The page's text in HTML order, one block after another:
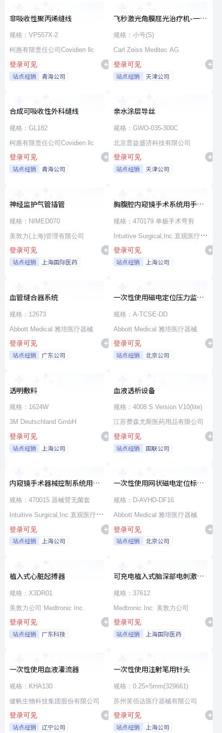
非吸收性聚丙烯缝线
规格：VP557X-2
柯惠有限责任公司Covidien llc
登录可见
站点经销 青海公司
飞秒激光角膜屈光治疗机-一次
性使用无菌治疗包
规格：小号(S)
Carl Zeiss Meditec AG
登录可见
站点经销 天津公司
合成可吸收性外科缝线
规格：GL182
柯惠有限责任公司Covidien llc
登录可见
站点经销 青海公司
亲水涂层导丝
规格：GWO-035-300C
北京普益盛济科技有限公司
登录可见
站点经销 天津公司
神经监护气管插管
规格：NIMED070
美敦力(上海)管理有限公司
登录可见
站点经销 上海国际医药
胸腹腔内窥镜手术系统用手术
器械
规格：470179 单极手术弯剪
Intuitive Surgical,Inc.直观医疗公
司
登录可见
站点经销 上海公司
血管缝合器系统
规格：12673
Abbott Medical 雅培医疗器械
登录可见
站点经销 广东公司
一次性使用磁电定位压力监测
消融导管
规格：A-TCSE-DD
Abbott Medical 雅培医疗器械
登录可见
站点经销 北京公司
透明敷料
规格：1624W
3M Deutschland GmbH
登录可见
站点经销 上海公司
血液透析设备
规格：4008 S Version V10(lite)
江苏费森尤斯医药用品有限公司
登录可见
站点经销 国联公司
内窥镜手术器械控制系统用无
源器械和附件
规格：470015 器械臂无菌套
Intuitive Surgical,Inc.直观医疗公
司
登录可见
站点经销 上海公司
一次性使用网状磁电定位标测
导管
规格：D-AVHD-DF16
Abbott Medical 雅培医疗器械
登录可见
站点经销 北京公司
植入式心脏起搏器
规格：X3DR01
美敦力公司 Medtronic Inc.
登录可见
站点经销 广东科技
可充电植入式脑深部电刺激脉
冲发生器套件
规格：37612
Medtronic Inc. 美敦力公司
登录可见
站点经销 上海国际医药
一次性使用血液灌流器
规格：KHA130
健帆生物科技集团股份有限公司
登录可见
站点经销 辽宁公司
一次性使用注射笔用针头
规格：0.25×5mm(329661)
苏州英佰达医疗器械有限公司
登录可见
站点经销 上海公司